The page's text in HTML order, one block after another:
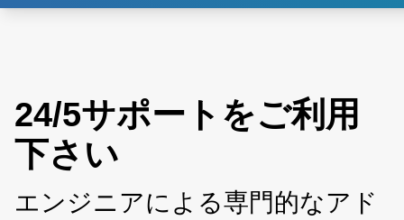
24/5サポートをご利用
下さい
エンジニアによる専門的なアド